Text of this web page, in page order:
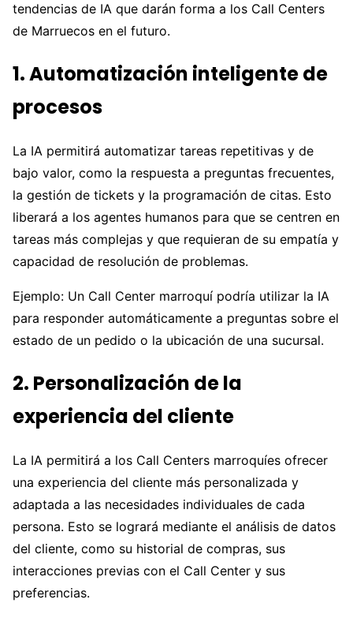
tendencias de IA que darán forma a los Call Centers
de Marruecos en el futuro.
1. Automatización inteligente de
procesos
La IA permitirá automatizar tareas repetitivas y de
bajo valor, como la respuesta a preguntas frecuentes,
la gestión de tickets y la programación de citas. Esto
liberará a los agentes humanos para que se centren en
tareas más complejas y que requieran de su empatía y
capacidad de resolución de problemas.
Ejemplo: Un Call Center marroquí podría utilizar la IA
para responder automáticamente a preguntas sobre el
estado de un pedido o la ubicación de una sucursal.
2. Personalización de la
experiencia del cliente
La IA permitirá a los Call Centers marroquíes ofrecer
una experiencia del cliente más personalizada y
adaptada a las necesidades individuales de cada
persona. Esto se logrará mediante el análisis de datos
del cliente, como su historial de compras, sus
interacciones previas con el Call Center y sus
preferencias.